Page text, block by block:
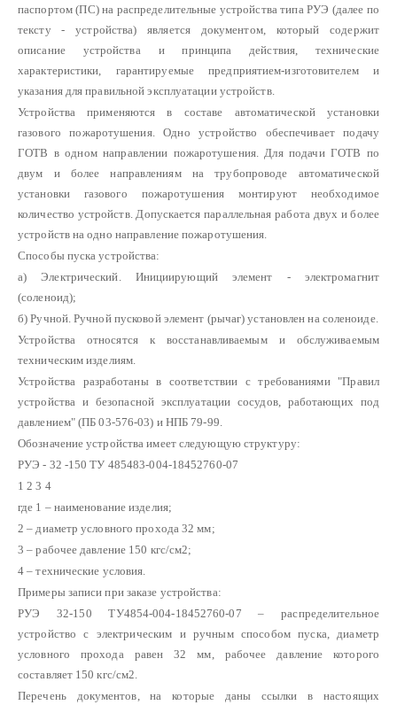
паспортом (ПС) на распределительные устройства типа РУЭ (далее по
тексту - устройства) является документом, который содержит
описание устройства и принципа действия, технические
характеристики, гарантируемые предприятием-изготовителем и
указания для правильной эксплуатации устройств.
Устройства применяются в составе автоматической установки
газового пожаротушения. Одно устройство обеспечивает подачу
ГОТВ в одном направлении пожаротушения. Для подачи ГОТВ по
двум и более направлениям на трубопроводе автоматической
установки газового пожаротушения монтируют необходимое
количество устройств. Допускается параллельная работа двух и более
устройств на одно направление пожаротушения.
Способы пуска устройства:
а) Электрический. Инициирующий элемент - электромагнит
(соленоид);
б) Ручной. Ручной пусковой элемент (рычаг) установлен на соленоиде.
Устройства относятся к восстанавливаемым и обслуживаемым
техническим изделиям.
Устройства разработаны в соответствии с требованиями "Правил
устройства и безопасной эксплуатации сосудов, работающих под
давлением" (ПБ 03-576-03) и НПБ 79-99.
Обозначение устройства имеет следующую структуру:
РУЭ - 32 -150 ТУ 485483-004-18452760-07
1 2 3 4
где 1 – наименование изделия;
2 – диаметр условного прохода 32 мм;
3 – рабочее давление 150 кгс/см2;
4 – технические условия.
Примеры записи при заказе устройства:
РУЭ 32-150 ТУ4854-004-18452760-07 – распределительное
устройство с электрическим и ручным способом пуска, диаметр
условного прохода равен 32 мм, рабочее давление которого
составляет 150 кгс/см2.
Перечень документов, на которые даны ссылки в настоящих